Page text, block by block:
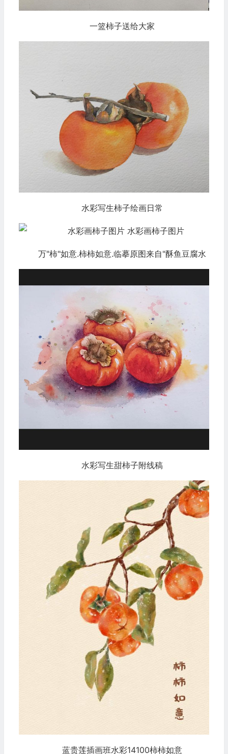
一篮柿子送给大家
水彩写生柿子绘画日常
万"柿"如意.柿柿如意.临摹原图来自"酥鱼豆腐水
水彩写生甜柿子附线稿
蓝贵莲插画班水彩14100柿柿如意